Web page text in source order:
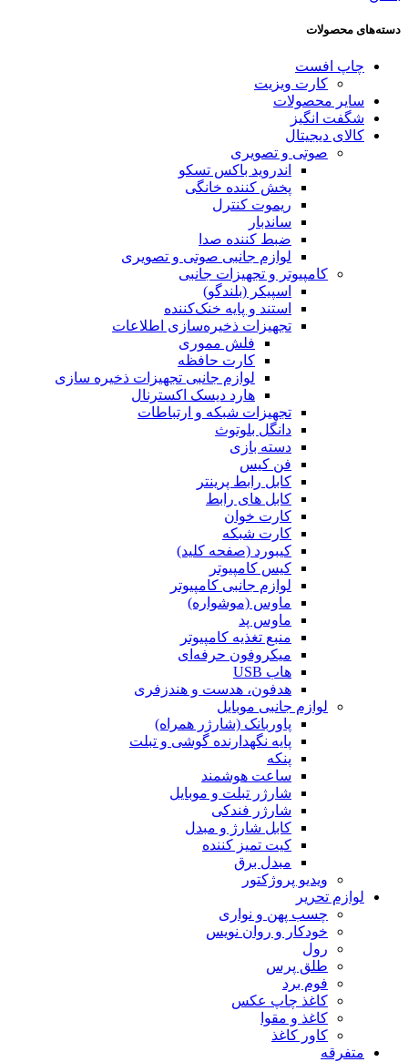
دسته‌های محصولات
چاپ افست
کارت ویزیت
سایر محصولات
شگفت انگیز
کالای دیجیتال
صوتی و تصویری
اندروید باکس تسکو
پخش کننده خانگی
ریموت کنترل
ساندبار
ضبط کننده صدا
لوازم جانبی صوتی و تصویری
کامپیوتر و تجهیزات جانبی
اسپیکر (بلندگو)
استند و پایه خنک‌کننده
تجهیزات ذخیره‌سازی اطلاعات
فلش مموری
کارت حافظه
لوازم جانبی تجهیزات ذخیره سازی
هارد دیسک اکسترنال
تجهیزات شبکه و ارتباطات
دانگل بلوتوث
دسته بازی
فن کیس
کابل رابط پرینتر
کابل های رابط
کارت خوان
کارت شبکه
کیبورد (صفحه کلید)
کیس کامپیوتر
لوازم جانبی کامپیوتر
ماوس (موشواره)
ماوس پد
منبع تغذیه کامپیوتر
میکروفون حرفه‌ای
هاب USB
هدفون، هدست و هندزفری
لوازم جانبی موبایل
پاوربانک (شارژر همراه)
پایه نگهدارنده گوشی و تبلت
پنکه
ساعت هوشمند
شارژر تبلت و موبایل
شارژر فندکی
کابل شارژ و مبدل
کیت تمیز کننده
مبدل برق
ویدیو پروژکتور
لوازم تحریر
چسب پهن و نواری
خودکار و روان نویس
رول
طلق پرس
فوم برد
کاغذ چاپ عکس
کاغذ و مقوا
کاور کاغذ
متفرقه